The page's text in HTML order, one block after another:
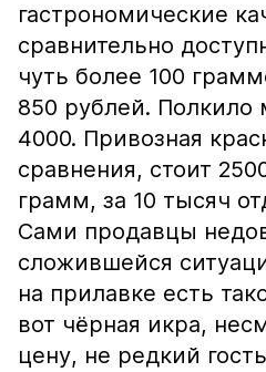
гастрономические
сравнительно
чуть более 100
850 рублей. Полкило
4000. Привозная
сравнения, стоит
грамм, за 10 тысяч
Сами продавцы
сложившейся
на прилавке есть
вот чёрная икра,
цену, не редкий